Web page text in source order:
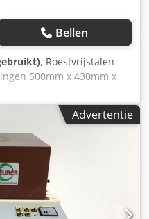
Bellen
, Roestvrijstalen
500mm x 430mm x
/ temp-bediening,
Rsa
Advertentie